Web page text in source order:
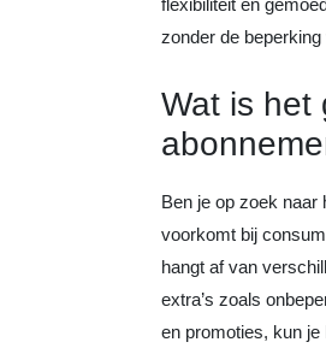
flexibiliteit en
zonder de
Wat is het
Ben je op zoek naar
voorkomt bij
hangt af van
extra’s zoals
en promoties, kun je